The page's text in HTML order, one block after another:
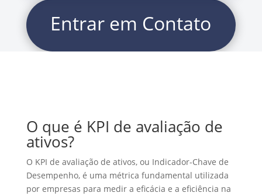
Entrar em Contato
O que é KPI de avaliação de
ativos?
O KPI de avaliação de ativos, ou Indicador-Chave de
Desempenho, é uma métrica fundamental utilizada
por empresas para medir a eficácia e a eficiência na